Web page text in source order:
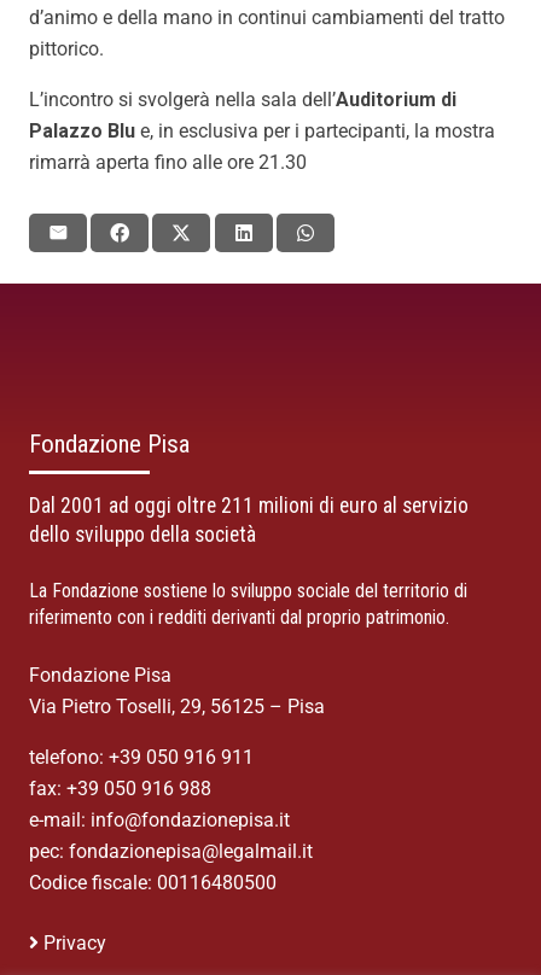
d’animo e della mano in continui cambiamenti del tratto
pittorico.
L’incontro si svolgerà nella sala dell’Auditorium di
Palazzo Blu e, in esclusiva per i partecipanti, la mostra
rimarrà aperta fino alle ore 21.30
Fondazione Pisa
Dal 2001 ad oggi oltre 211 milioni di euro al servizio
dello sviluppo della società
La Fondazione sostiene lo sviluppo sociale del territorio di
riferimento con i redditi derivanti dal proprio patrimonio.
Fondazione Pisa
Via Pietro Toselli, 29, 56125 – Pisa
telefono: +39 050 916 911
fax: +39 050 916 988
e-mail: info@fondazionepisa.it
pec: fondazionepisa@legalmail.it
Codice fiscale: 00116480500
Privacy